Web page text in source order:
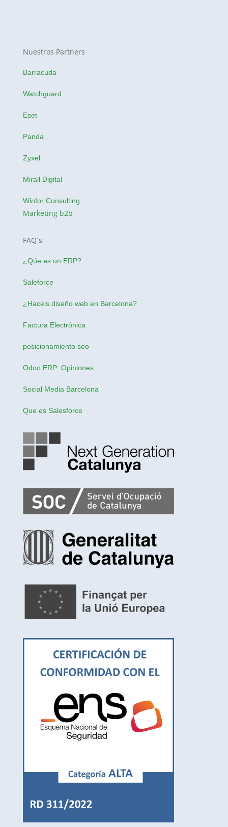
Nuestros Partners
Barracuda
Watchguard
Eset
Panda
Zyxel
Mirall Digital
Winfor Consulting
Marketing b2b
FAQ´s
¿Qúe es un ERP?
Saleforce
¿Haceis diseño web en Barcelona?
Factura Electrónica
posicionamiento seo
Odoo ERP: Opiniones
Social Media Barcelona
Que es Salesforce